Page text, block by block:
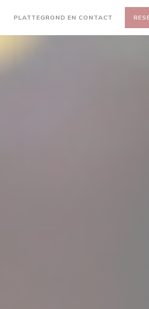
PLATTEGROND EN CONTACT